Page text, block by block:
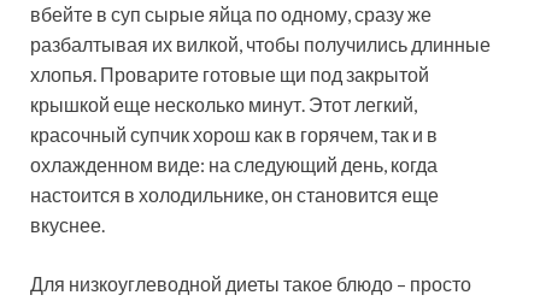
вбейте в суп сырые яйца по одному, сразу же
разбалтывая их вилкой, чтобы получились длинные
хлопья. Проварите готовые щи под закрытой
крышкой еще несколько минут. Этот легкий,
красочный супчик хорош как в горячем, так и в
охлажденном виде: на следующий день, когда
настоится в холодильнике, он становится еще
вкуснее.
Для низкоуглеводной диеты такое блюдо – просто